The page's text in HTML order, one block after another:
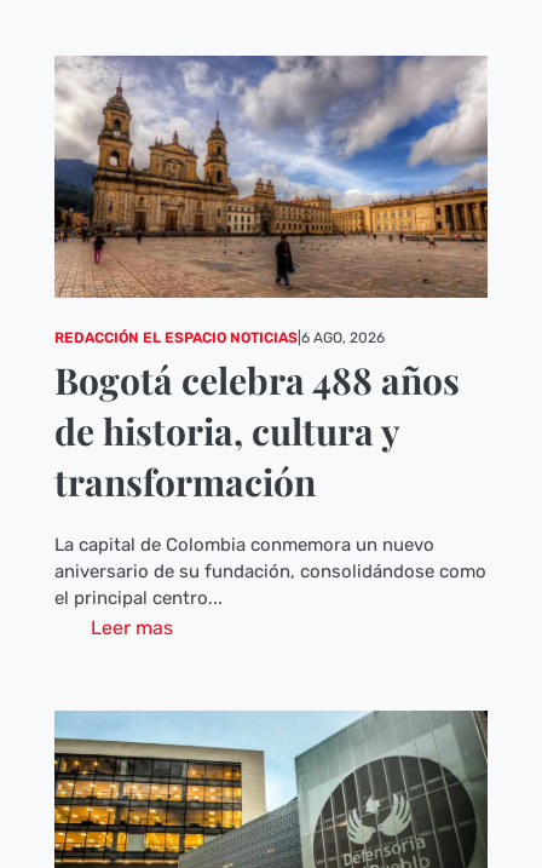
REDACCIÓN EL ESPACIO NOTICIAS| 6 AGO, 2026
Bogotá celebra 488 años
de historia, cultura y
transformación
La capital de Colombia conmemora un nuevo
aniversario de su fundación, consolidándose como
el principal centro...
Leer mas